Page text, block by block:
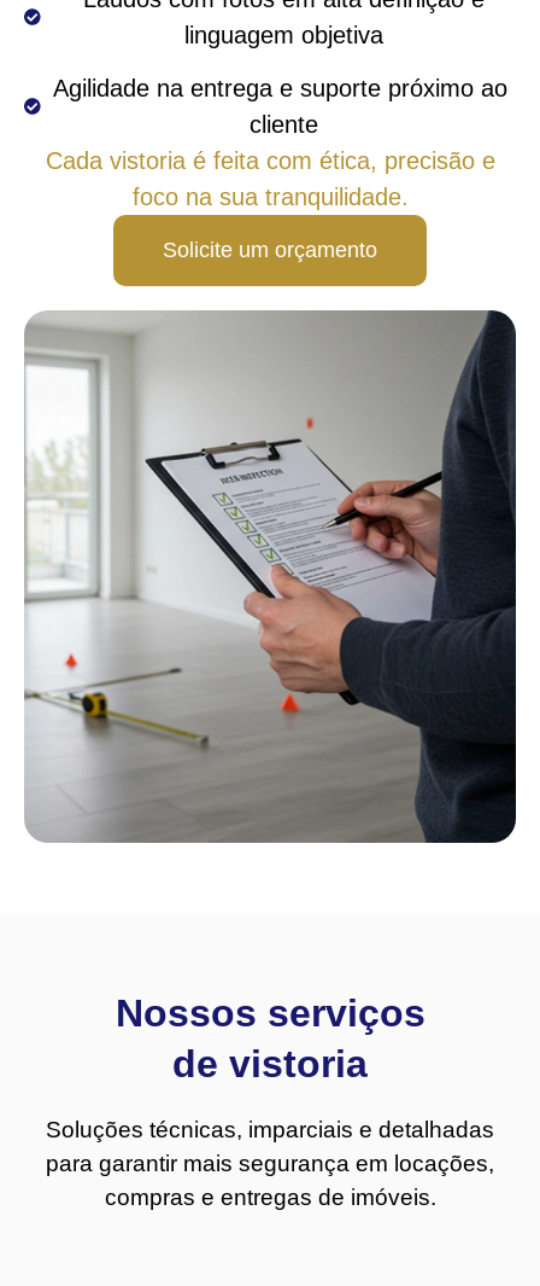
linguagem objetiva
Agilidade na entrega e suporte próximo ao
cliente
Cada vistoria é feita com ética, precisão e
foco na sua tranquilidade.
Solicite um orçamento
Nossos serviços
de vistoria
Soluções técnicas, imparciais e detalhadas
para garantir mais segurança em locações,
compras e entregas de imóveis.